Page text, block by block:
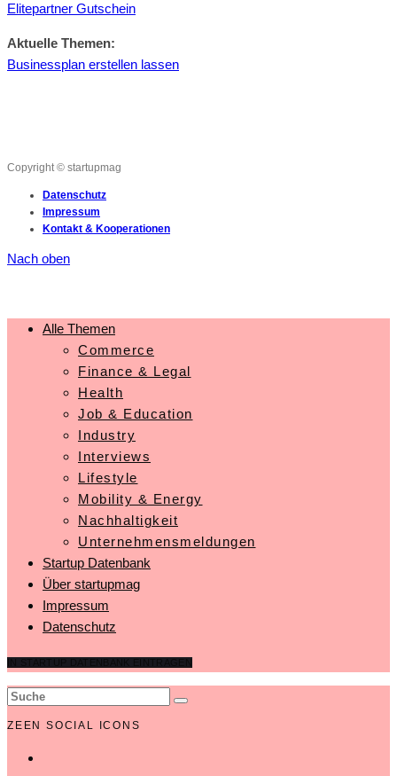
Elitepartner Gutschein
Aktuelle Themen:
Businessplan erstellen lassen
Copyright © startupmag
Datenschutz
Impressum
Kontakt & Kooperationen
Nach oben
Alle Themen
Commerce
Finance & Legal
Health
Job & Education
Industry
Interviews
Lifestyle
Mobility & Energy
Nachhaltigkeit
Unternehmensmeldungen
Startup Datenbank
Über startupmag
Impressum
Datenschutz
ZEEN SOCIAL ICONS